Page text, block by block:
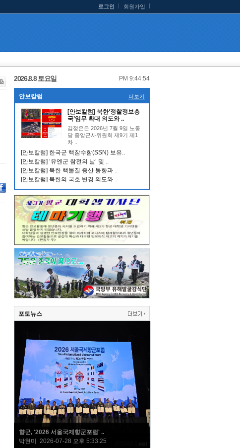
로그인 회원가입
2026.8.8 토요일 PM 9:44:55
안보칼럼 더보기
[안보칼럼] 북한‘정찰정보총
국’임무 확대 의도와 ..
김정은은 2026년 7월 9일 노동
당 중앙군사위원회 제9기 제1
차 ..
[안보칼럼] 한국군 핵잠수함(SSN) 보유..
[안보칼럼] ‘유엔군 참전의 날’ 및 ..
[안보칼럼] 북한 핵물질 증산 동향과 ..
[안보칼럼] 북한의 국호 변경 의도와 ..
포토뉴스
향군, '2026 서울국제향군포럼' ..
박현미 2026-07-28 오후 5:33:25